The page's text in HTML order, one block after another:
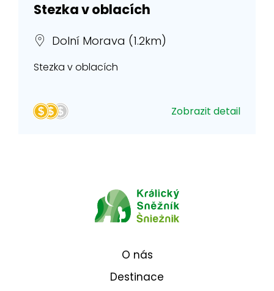
Stezka v oblacích
Dolní Morava (1.2km)
Stezka v oblacích
Zobrazit detail
O nás
Destinace